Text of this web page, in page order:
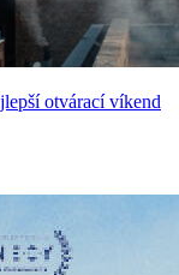
otvárací víkend